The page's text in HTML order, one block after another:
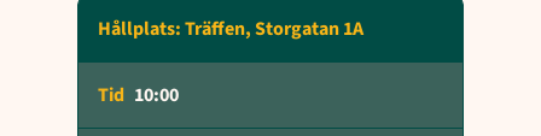
Hållplats: Träffen, Storgatan 1A
10:00